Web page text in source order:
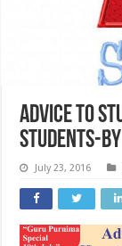
Advice to
Students-
July 23, 2016